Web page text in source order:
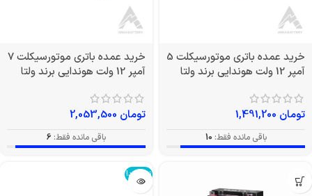
خرید عمده باتری موتورسیکلت 5
آمپر 12 ولت هوندایی برند ولتا
تومان
باقی مانده فقط: 10
خرید عمده باتری موتورسیکلت 7
آمپر 12 ولت هوندایی برند ولتا
تومان
باقی مانده فقط: 6
تمام شد!